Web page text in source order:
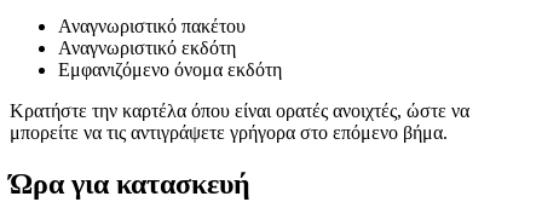
επιθυμητό όνομα εγγενούς εφαρμογής. Μετά την επιτυχή κράτηση,
οι ακόλουθες τιμές είναι διαθέσιμες.
Αναγνωριστικό εκδότη
Εμφανιζόμενο όνομα εκδότη
Κρατήστε την καρτέλα όπου είναι ορατές ανοιχτές, ώστε να